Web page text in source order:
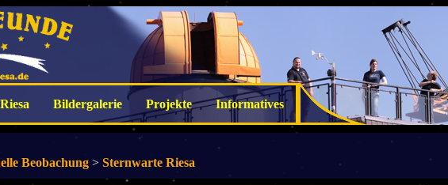
Bildergalerie Projekte Informatives
Beobachung > Sternwarte Riesa